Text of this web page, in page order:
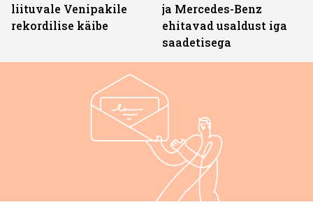
liituvale Venipakile
rekordilise käibe
ja Mercedes-Benz
ehitavad usaldust iga
saadetisega